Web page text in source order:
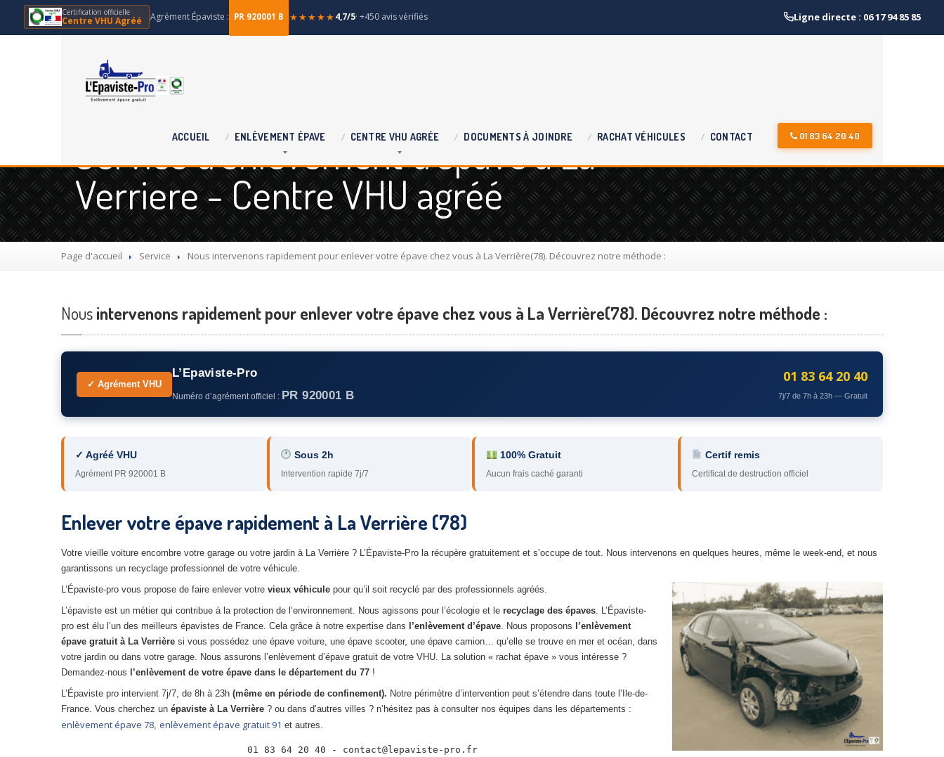
Certification officielle
Centre VHU Agréé Agrément Épaviste : PR 920001 B ★★★★★4,7/5· +450 avis vérifiés Ligne directe : 06 17 94 85 85
ACCUEIL ENLÈVEMENT ÉPAVE CENTRE VHU AGRÉE DOCUMENTS À JOINDRE RACHAT VÉHICULES CONTACT 01 83 64 20 40
Service d'enlèvement d'épave à La
Verriere - Centre VHU agréé
Page d'accueil Service Nous intervenons rapidement pour enlever votre épave chez vous à La Verrière(78). Découvrez notre méthode :
Nousintervenons rapidement pour enlever votre épave chez vous à La Verrière(78). Découvrez notre méthode :
✓ Agrément VHU
L’Epaviste-Pro
Numéro d’agrément officiel : PR 920001 B
01 83 64 20 40
7j/7 de 7h à 23h — Gratuit
✓ Agréé VHU
Agrément PR 920001 B
Sous 2h
Intervention rapide 7j/7
100% Gratuit
Aucun frais caché garanti
Certif remis
Certificat de destruction officiel
Enlever votre épave rapidement à La Verrière (78)
Votre vieille voiture encombre votre garage ou votre jardin à La Verrière ? L’Épaviste-Pro la récupère gratuitement et s’occupe de tout. Nous intervenons en quelques heures, même le week-end, et nous
garantissons un recyclage professionnel de votre véhicule.
L’Épaviste-pro vous propose de faire enlever votre vieux véhicule pour qu’il soit recyclé par des professionnels agréés.
L’épaviste est un métier qui contribue à la protection de l’environnement. Nous agissons pour l’écologie et le recyclage des épaves. L’Épaviste-
pro est élu l’un des meilleurs épavistes de France. Cela grâce à notre expertise dans
l’enlèvement d’épave. Nous proposons
l’enlèvement
épave gratuit à La Verrière si vous possédez une épave voiture, une épave scooter, une épave camion… qu’elle se trouve en mer et océan, dans
votre jardin ou dans votre garage. Nous assurons l’enlèvement d’épave gratuit de votre VHU. La solution « rachat épave » vous intéresse ?
Demandez-nous
l’enlèvement de votre épave dans le département du 77 !
L’Épaviste pro intervient 7j/7, de 8h à 23h (même en période de confinement). Notre périmètre d’intervention peut s’étendre dans toute l’Ile-de-
France. Vous cherchez un épaviste à La Verrière ? ou dans d’autres villes ? n’hésitez pas à consulter nos équipes dans les départements :
enlèvement épave 78, enlèvement épave gratuit 91 et autres.
01 83 64 20 40 - contact@lepaviste-pro.fr